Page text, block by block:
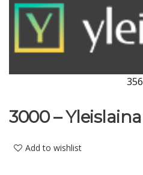
356
3000 – Yleislaina
Add to wishlist